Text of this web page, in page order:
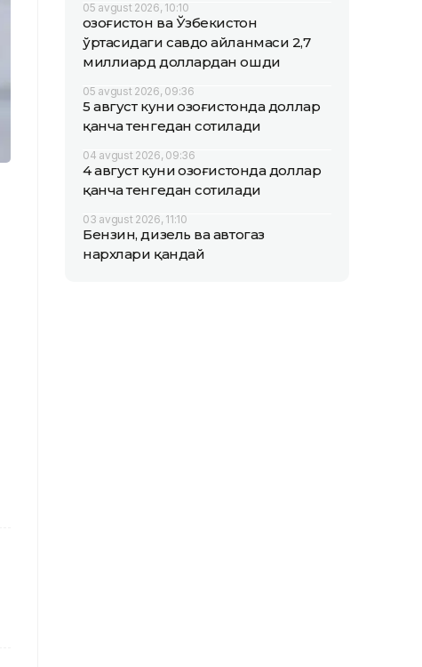
05 avgust 2026, 10:10
Қозоғистон ва Ўзбекистон
ўртасидаги савдо айланмаси 2,7
миллиард доллардан ошди
05 avgust 2026, 09:36
5 август куни Қозоғистонда доллар
қанча тенгедан сотилади
04 avgust 2026, 09:36
4 август куни Қозоғистонда доллар
қанча тенгедан сотилади
03 avgust 2026, 11:10
Бензин, дизель ва автогаз
нархлари қандай